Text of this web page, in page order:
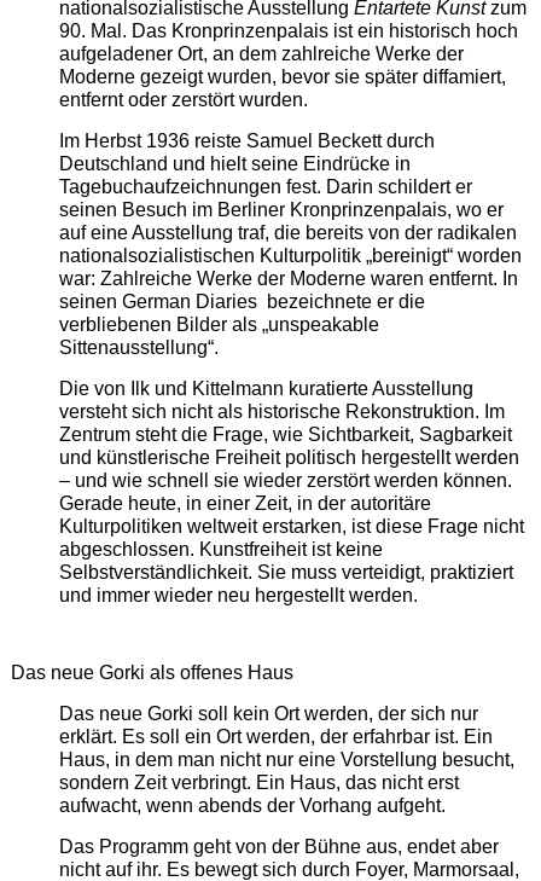
nationalsozialistische Ausstellung Entartete Kunstzum
90. Mal. Das Kronprinzenpalais ist ein historisch hoch
aufgeladener Ort, an dem zahlreiche Werke der
Moderne gezeigt wurden, bevor sie später diffamiert,
entfernt oder zerstört wurden.
Im Herbst 1936 reiste Samuel Beckett durch
Deutschland und hielt seine Eindrücke in
Tagebuchaufzeichnungen fest. Darin schildert er
seinen Besuch im Berliner Kronprinzenpalais, wo er
auf eine Ausstellung traf, die bereits von der radikalen
nationalsozialistischen Kulturpolitik „bereinigt“ worden
war: Zahlreiche Werke der Moderne waren entfernt. In
seinen German Diaries bezeichnete er die
verbliebenen Bilder als „unspeakable
Sittenausstellung“.
Die von Ilk und Kittelmann kuratierte Ausstellung
versteht sich nicht als historische Rekonstruktion. Im
Zentrum steht die Frage, wie Sichtbarkeit, Sagbarkeit
und künstlerische Freiheit politisch hergestellt werden
– und wie schnell sie wieder zerstört werden können.
Gerade heute, in einer Zeit, in der autoritäre
Kulturpolitiken weltweit erstarken, ist diese Frage nicht
abgeschlossen. Kunstfreiheit ist keine
Selbstverständlichkeit. Sie muss verteidigt, praktiziert
und immer wieder neu hergestellt werden.
Das neue Gorki als offenes Haus
Das neue Gorki soll kein Ort werden, der sich nur
erklärt. Es soll ein Ort werden, der erfahrbar ist. Ein
Haus, in dem man nicht nur eine Vorstellung besucht,
sondern Zeit verbringt. Ein Haus, das nicht erst
aufwacht, wenn abends der Vorhang aufgeht.
Das Programm geht von der Bühne aus, endet aber
nicht auf ihr. Es bewegt sich durch Foyer, Marmorsaal,